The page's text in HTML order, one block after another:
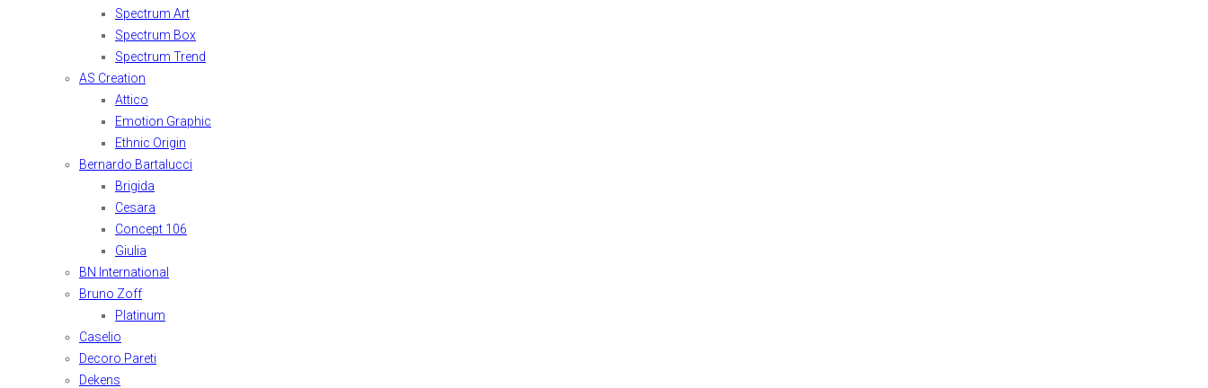
Spectrum Art
Spectrum Box
Spectrum Trend
AS Creation
Attico
Emotion Graphic
Ethnic Origin
Bernardo Bartalucci
Brigida
Cesara
Concept 106
Giulia
BN International
Bruno Zoff
Platinum
Caselio
Decoro Pareti
Dekens